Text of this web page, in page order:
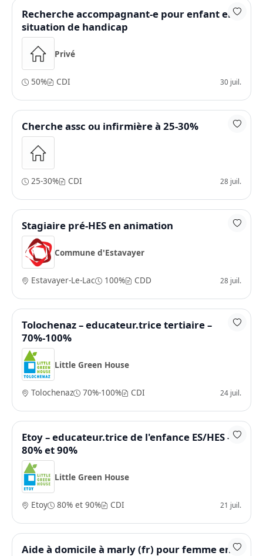
Recherche accompagnant-e pour enfant en
situation de handicap
Privé
50% CDI 30 juil.
Cherche assc ou infirmière à 25-30%
25-30% CDI 28 juil.
Stagiaire pré-HES en animation
Commune d'Estavayer
Estavayer-Le-Lac 100% CDD 28 juil.
Tolochenaz – educateur.trice tertiaire –
70%-100%
Little Green House
Tolochenaz 70%-100% CDI 24 juil.
Etoy – educateur.trice de l'enfance ES/HES –
80% et 90%
Little Green House
Etoy 80% et 90% CDI 21 juil.
Aide à domicile à marly (fr) pour femme en